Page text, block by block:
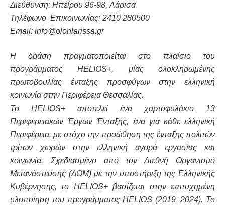
Διεύθυνση: Ηπείρου 96-98, Λάρισα
Τηλέφωνο Επικοινωνίας: 2410 280500
Email: info@olonlarissa.gr
Η δράση πραγματοποιείται στο πλαίσιο του
προγράμματος HELIOS+, μίας ολοκληρωμένης
πρωτοβουλίας ένταξης προσφύγων στην ελληνική
κοινωνία στην Περιφέρεια Θεσσαλίας.
Το HELIOS+ αποτελεί ένα χαρτοφυλάκιο 13
Περιφερειακών Έργων Ένταξης, ένα για κάθε ελληνική
Περιφέρεια, με στόχο την προώθηση της ένταξης πολιτών
τρίτων χωρών στην ελληνική αγορά εργασίας και
κοινωνία. Σχεδιασμένο από τον Διεθνή Οργανισμό
Μετανάστευσης (ΔΟΜ) με την υποστήριξη της Ελληνικής
Κυβέρνησης, το HELIOS+ βασίζεται στην επιτυχημένη
υλοποίηση του προγράμματος HELIOS (2019–2024). Το